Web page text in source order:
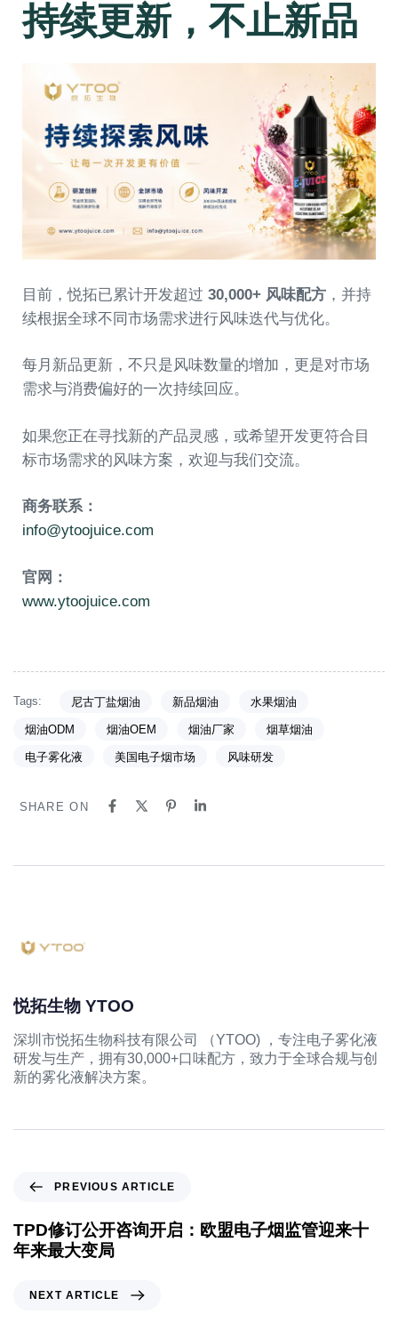
持续更新，不止新品
目前，悦拓已累计开发超过 30,000+ 风味配方 ，并持
续根据全球不同市场需求进行风味迭代与优化。
每月新品更新，不只是风味数量的增加，更是对市场
需求与消费偏好的一次持续回应。
如果您正在寻找新的产品灵感，或希望开发更符合目
标市场需求的风味方案，欢迎与我们交流。
商务联系：
info@ytoojuice.com
官网：
www.ytoojuice.com
Tags: 尼古丁盐烟油 新品烟油 水果烟油
烟油ODM 烟油OEM 烟油厂家 烟草烟油
电子雾化液 美国电子烟市场 风味研发
SHARE ON
悦拓生物 YTOO
深圳市悦拓生物科技有限公司 （YTOO) ，专注电子雾化液
研发与生产，拥有30,000+口味配方，致力于全球合规与创
新的雾化液解决方案。
PREVIOUS ARTICLE
TPD修订公开咨询开启：欧盟电子烟监管迎来十
年来最大变局
NEXT ARTICLE